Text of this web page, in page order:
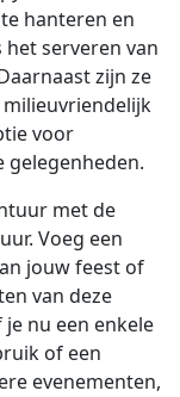
hanteren en
serveren van
zijn ze
voor
gelegenheden.
met de
Voeg een
jouw feest of
van deze
nu een enkele
of een
evenementen,